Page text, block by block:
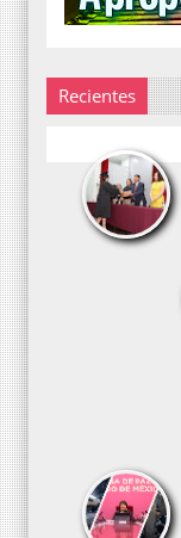
Recientes